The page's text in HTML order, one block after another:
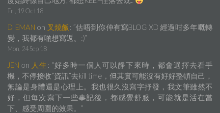
Fri, 19 Oct 18
DIEMAN on 叉燒飯 : “估唔到你仲有寫BLOG XD 經過咁多年嘅轉
變，我都有啲想寫返。:)”
Mon, 24 Sep 18
JEN on 人生 : “好多時一個人可以靜下來時，都會選擇去看手
機，不停接收”資訊”去kill time，但其實可能沒有好好整頓自己，
無論是身體還是心理上。我也很久沒寫字抒發，我文筆雖然不
好，但每次寫下一些事記後，都感覺舒服，可能就是活在當
下、感受周圍的效果。 ”